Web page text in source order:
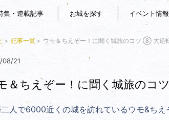
集・連載記事 お城を探す イベント情報
記事一覧 ウモ＆ちえぞー！に聞く城旅のコツ ⑧ 大逆
08/21
＆ちえぞー！に聞く城旅のコ
人で6000近くの城を訪れているウモ&ち